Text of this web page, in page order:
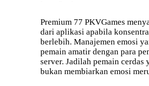
Premium 77 PKVGames
dari aplikasi apabila
berlebih. Manajemen emosi
pemain amatir dengan para
server. Jadilah pemain cerdas
bukan membiarkan emosi